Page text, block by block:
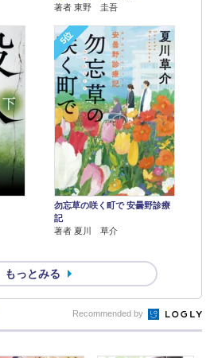
著者 東野 圭吾
5位
勿忘草の咲く町で 安曇野診療
記
著者 夏川 草介
もっとみる
Recommended by